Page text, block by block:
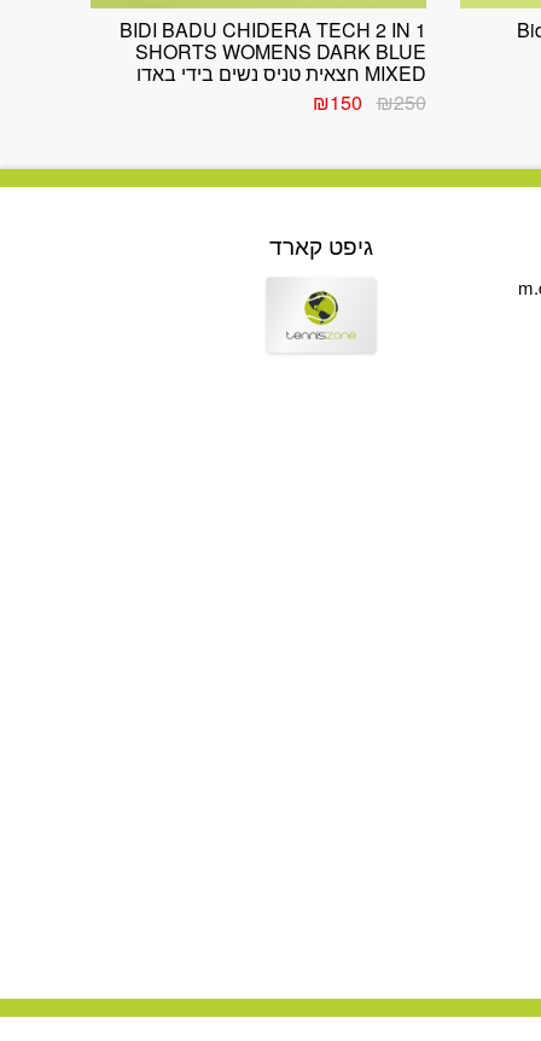
BIDI BADU CHIDERA TECH 2 IN 1
SHORTS WOMENS DARK BLUE
MIXED חצאית טניס נשים בידי באדו
₪250 המחיר
₪250.
₪150
₪150.
גיפט קארד